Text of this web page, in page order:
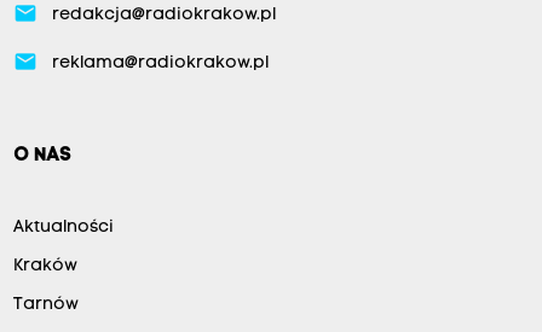
email redakcja@radiokrakow.pl
email reklama@radiokrakow.pl
O NAS
Aktualności
Kraków
Tarnów